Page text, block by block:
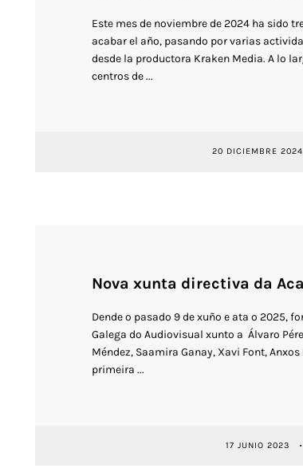
Este mes de noviembre de 2024 ha sido
acabar el año, pasando por varias
desde la productora Kraken Media. A lo
centros de ...
20 DICIEMBRE 2024
Nova xunta directiva da
Dende o pasado 9 de xuño e ata o 2025,
Galega do Audiovisual xunto a Álvaro
Méndez, Saamira Ganay, Xavi Font,
primeira ...
17 JUNIO 2023